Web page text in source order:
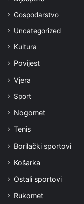
Gospodarstvo
Uncategorized
Kultura
Povijest
Vjera
Sport
Nogomet
Tenis
Borilački sportovi
Košarka
Ostali sportovi
Rukomet